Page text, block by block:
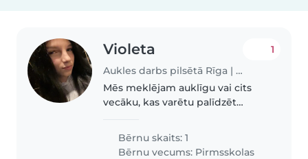
Violeta
Aukles darbs pilsētā Rīga | Babysits
1
Mēs meklējam auklīgu vai cits
vecāku, kas varētu palīdzēt
veco meitu. Viņa ir enerģisks,
sirsnīgs un draudzīgs.
Bērnu skaits: 1
Bērnu vecums: Pirmsskolas